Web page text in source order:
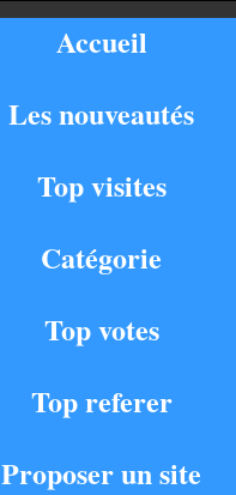
Accueil
Les nouveautés
Top visites
Catégorie
Top votes
Top referer
Proposer un site